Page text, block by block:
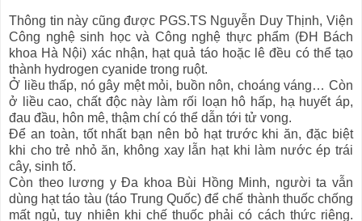
Thông tin này cũng được PGS.TS Nguyễn Duy Thịnh, Viện
Công nghệ sinh học và Công nghệ thực phẩm (ĐH Bách
khoa Hà Nội) xác nhận, hạt quả táo hoặc lê đều có thể tạo
thành hydrogen cyanide trong ruột.
Ở liều thấp, nó gây mệt mỏi, buồn nôn, choáng váng… Còn
ở liều cao, chất độc này làm rối loạn hô hấp, hạ huyết áp,
đau đầu, hôn mê, thậm chí có thể dẫn tới tử vong.
Để an toàn, tốt nhất bạn nên bỏ hạt trước khi ăn, đặc biệt
khi cho trẻ nhỏ ăn, không xay lẫn hạt khi làm nước ép trái
cây, sinh tố.
Còn theo lương y Đa khoa Bùi Hồng Minh, người ta vẫn
dùng hạt táo tàu (táo Trung Quốc) để chế thành thuốc chống
mất ngủ, tuy nhiên khi chế thuốc phải có cách thức riêng.